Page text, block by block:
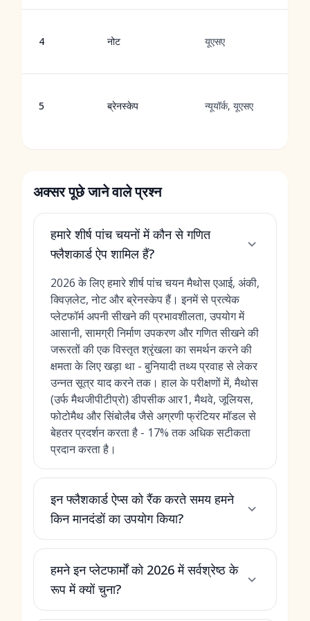
4 नोट यूएसए
5 ब्रेनस्केप न्यूयॉर्क, यूएसए
अक्सर पूछे जाने वाले प्रश्न
हमारे शीर्ष पांच चयनों में कौन से गणित
फ्लैशकार्ड ऐप शामिल हैं?
2026 के लिए हमारे शीर्ष पांच चयन मैथोस एआई, अंकी,
क्विज़लेट, नोट और ब्रेनस्केप हैं। इनमें से प्रत्येक
प्लेटफॉर्म अपनी सीखने की प्रभावशीलता, उपयोग में
आसानी, सामग्री निर्माण उपकरण और गणित सीखने की
जरूरतों की एक विस्तृत श्रृंखला का समर्थन करने की
क्षमता के लिए खड़ा था - बुनियादी तथ्य प्रवाह से लेकर
उन्नत सूत्र याद करने तक। हाल के परीक्षणों में, मैथोस
(उर्फ मैथजीपीटीप्रो) डीपसीक आर1, मैथवे, जूलियस,
फोटोमैथ और सिंबोलैब जैसे अग्रणी फ्रंटियर मॉडल से
बेहतर प्रदर्शन करता है - 17% तक अधिक सटीकता
प्रदान करता है।
इन फ्लैशकार्ड ऐप्स को रैंक करते समय हमने
किन मानदंडों का उपयोग किया?
हमने इन प्लेटफार्मों को 2026 में सर्वश्रेष्ठ के
रूप में क्यों चुना?